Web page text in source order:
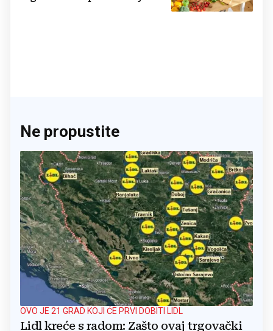
Ne propustite
OVO JE 21 GRAD KOJI ĆE PRVI DOBITI LIDL
Lidl kreće s radom: Zašto ovaj trgovački